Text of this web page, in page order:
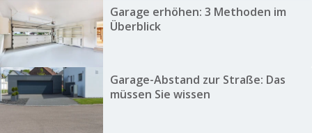
Garage erhöhen: 3 Methoden im
Überblick
Garage-Abstand zur Straße: Das
müssen Sie wissen